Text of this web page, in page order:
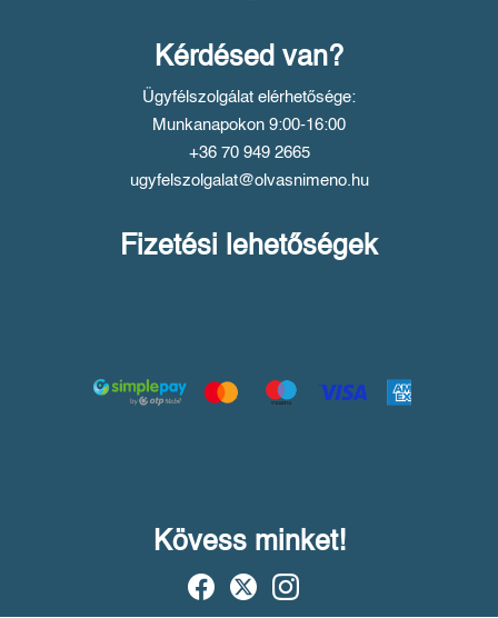
Kérdésed van?
Ügyfélszolgálat elérhetősége:
Munkanapokon 9:00-16:00
+36 70 949 2665
ugyfelszolgalat@olvasnimeno.hu
Fizetési lehetőségek
Kövess minket!